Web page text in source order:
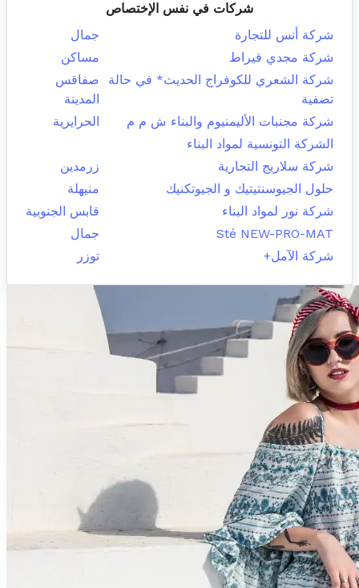
شركات في نفس الإختصاص
شركة أنس للتجارة
جمال
شركة مجدي قيراط
مساكن
شركة الشعري للكوفراج الحديث* في حالة
تصفية
صفاقس
المدينة
شركة مجنبات الأليمنيوم والبناء ش م م
الحرايرية
الشركة التونسية لمواد البناء
شركة سلاريج التجارية
زرمدين
حلول الجيوسنتيتيك و الجيوتكنيك
منيهلة
شركة نور لمواد البناء
قابس الجنوبية
Sté NEW-PRO-MAT
جمال
شركة الآمل+
توزر